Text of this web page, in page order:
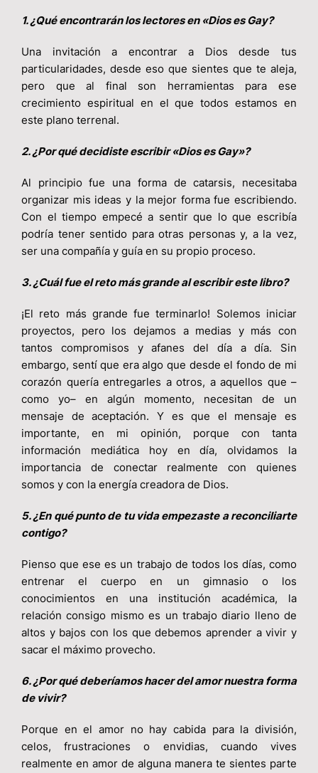
1. ¿Qué encontrarán los lectores en «Dios es Gay?
Una invitación a encontrar a Dios desde tus
particularidades, desde eso que sientes que te aleja,
pero que al final son herramientas para ese
crecimiento espiritual en el que todos estamos en
este plano terrenal.
2. ¿Por qué decidiste escribir «Dios es Gay»?
Al principio fue una forma de catarsis, necesitaba
organizar mis ideas y la mejor forma fue escribiendo.
Con el tiempo empecé a sentir que lo que escribía
podría tener sentido para otras personas y, a la vez,
ser una compañía y guía en su propio proceso.
3. ¿Cuál fue el reto más grande al escribir este libro?
¡El reto más grande fue terminarlo! Solemos iniciar
proyectos, pero los dejamos a medias y más con
tantos compromisos y afanes del día a día. Sin
embargo, sentí que era algo que desde el fondo de mi
corazón quería entregarles a otros, a aquellos que –
como yo– en algún momento, necesitan de un
mensaje de aceptación. Y es que el mensaje es
importante, en mi opinión, porque con tanta
información mediática hoy en día, olvidamos la
importancia de conectar realmente con quienes
somos y con la energía creadora de Dios.
5. ¿En qué punto de tu vida empezaste a reconciliarte
contigo?
Pienso que ese es un trabajo de todos los días, como
entrenar el cuerpo en un gimnasio o los
conocimientos en una institución académica, la
relación consigo mismo es un trabajo diario lleno de
altos y bajos con los que debemos aprender a vivir y
sacar el máximo provecho.
6. ¿Por qué deberíamos hacer del amor nuestra forma
de vivir?
Porque en el amor no hay cabida para la división,
celos, frustraciones o envidias, cuando vives
realmente en amor de alguna manera te sientes parte